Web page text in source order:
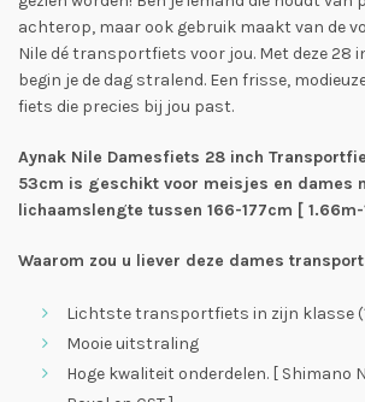
achterop, maar ook gebruik maakt van de
Nile dé transportfiets voor jou. Met deze 28
begin je de dag stralend. Een frisse,
fiets die precies bij jou past.
Aynak Nile Damesfiets 28 inch
53cm is geschikt voor meisjes en dames
lichaamslengte tussen 166-177cm [ 1.66m-
Waarom zou u liever deze dames
Lichtste transportfiets in zijn klasse
Mooie uitstraling
Hoge kwaliteit onderdelen. [ Shimano